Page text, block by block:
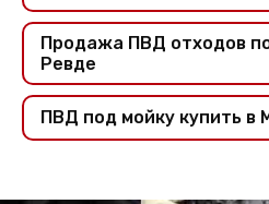
Продажа ПВД отходов
Ревде
ПВД под мойку купить в